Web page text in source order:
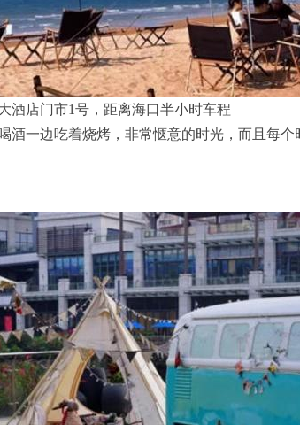
酒店门市1号，距离海口半小时车程
酒一边吃着烧烤，非常惬意的时光，而且每